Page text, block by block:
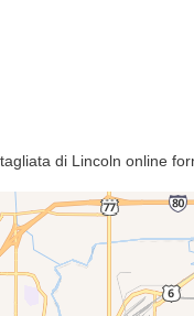
di Lincoln online